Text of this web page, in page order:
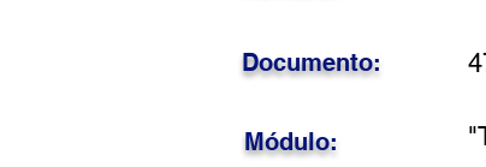
Documento:
Módulo: